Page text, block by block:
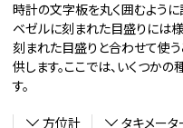
時計の文字板を丸く囲むように
ベゼルに刻まれた目盛りには
刻まれた目盛りと合わせて使
供します。ここでは、いくつか
す。
方位計 タキメータ